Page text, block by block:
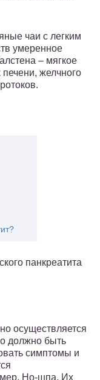
чаи с легким
умеренное
– мягкое
желчного
панкреатита
осуществляется
должно быть
симптомы и
Но-шпа. Их